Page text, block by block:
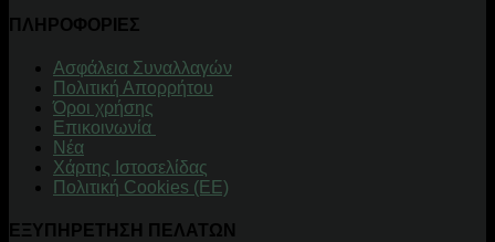
ΠΛΗΡΟΦΟΡΙΕΣ
Aσφάλεια Συναλλαγών
Πολιτική Απορρήτου
Όροι χρήσης
Επικοινωνία
Νέα
Χάρτης Ιστοσελίδας
Πολιτική Cookies (ΕΕ)
ΕΞΥΠΗΡΕΤΗΣΗ ΠΕΛΑΤΩΝ